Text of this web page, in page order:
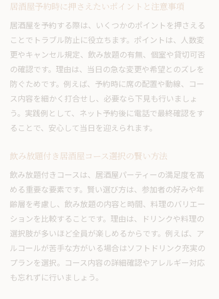
居酒屋予約時に押さえたいポイントと注意事項
居酒屋を予約する際は、いくつかのポイントを押さえる
ことでトラブル防止に役立ちます。ポイントは、人数変
更やキャンセル規定、飲み放題の有無、個室や貸切可否
の確認です。理由は、当日の急な変更や希望とのズレを
防ぐためです。例えば、予約時に席の配置や動線、コー
ス内容を細かく打合せし、必要なら下見も行いましょ
う。実践例として、ネット予約後に電話で最終確認をす
ることで、安心して当日を迎えられます。
飲み放題付き居酒屋コース選択の賢い方法
飲み放題付きコースは、居酒屋パーティーの満足度を高
める重要な要素です。賢い選び方は、参加者の好みや年
齢層を考慮し、飲み放題の内容と時間、料理のバリエー
ションを比較することです。理由は、ドリンクや料理の
選択肢が多いほど全員が楽しめるからです。例えば、ア
ルコールが苦手な方がいる場合はソフトドリンク充実の
プランを選択。コース内容の詳細確認やアレルギー対応
も忘れずに行いましょう。